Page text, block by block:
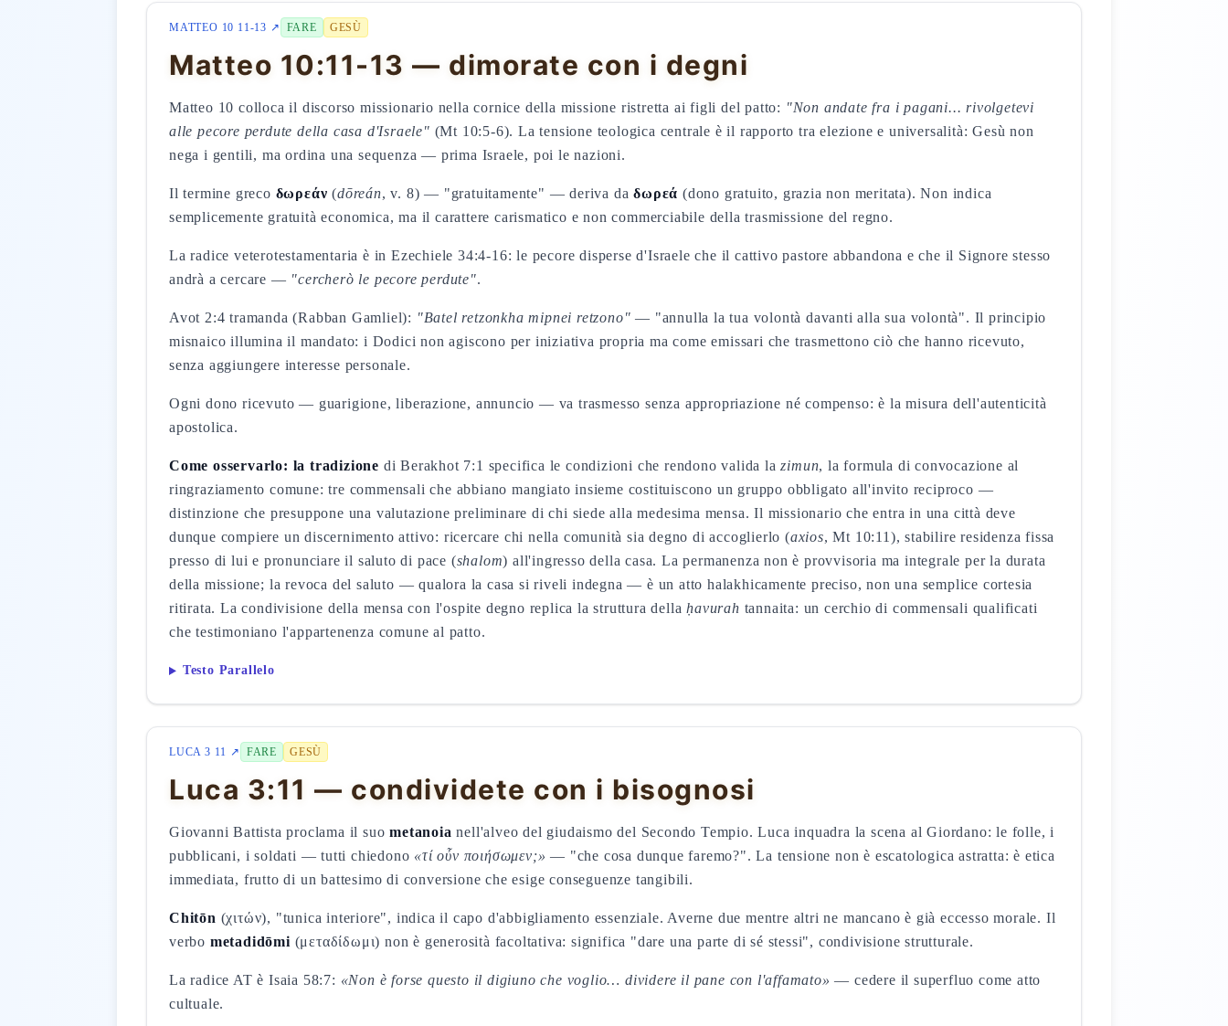
MATTEO 10 11-13 ↗ FARE GESÙ
Matteo 10:11-13 — dimorate con i degni
Matteo 10 colloca il discorso missionario nella cornice della missione ristretta ai figli del patto: "Non andate fra i pagani... rivolgetevi
alle pecore perdute della casa d'Israele" (Mt 10:5-6). La tensione teologica centrale è il rapporto tra elezione e universalità: Gesù non
nega i gentili, ma ordina una sequenza — prima Israele, poi le nazioni.
Il termine greco δωρεάν (dōreán, v. 8) — "gratuitamente" — deriva daδωρεά (dono gratuito, grazia non meritata). Non indica
semplicemente gratuità economica, ma il carattere carismatico e non commerciabile della trasmissione del regno.
La radice veterotestamentaria è in Ezechiele 34:4-16: le pecore disperse d'Israele che il cattivo pastore abbandona e che il Signore stesso
andrà a cercare — "cercherò le pecore perdute".
Avot 2:4 tramanda (Rabban Gamliel): "Batel retzonkha mipnei retzono" — "annulla la tua volontà davanti alla sua volontà". Il principio
misnaico illumina il mandato: i Dodici non agiscono per iniziativa propria ma come emissari che trasmettono ciò che hanno ricevuto,
senza aggiungere interesse personale.
Ogni dono ricevuto — guarigione, liberazione, annuncio — va trasmesso senza appropriazione né compenso: è la misura dell'autenticità
apostolica.
Come osservarlo: la tradizione di Berakhot 7:1 specifica le condizioni che rendono valida lazimun, la formula di convocazione al
ringraziamento comune: tre commensali che abbiano mangiato insieme costituiscono un gruppo obbligato all'invito reciproco —
distinzione che presuppone una valutazione preliminare di chi siede alla medesima mensa. Il missionario che entra in una città deve
dunque compiere un discernimento attivo: ricercare chi nella comunità sia degno di accoglierlo (axios, Mt 10:11), stabilire residenza fissa
presso di lui e pronunciare il saluto di pace (shalom) all'ingresso della casa. La permanenza non è provvisoria ma integrale per la durata
della missione; la revoca del saluto — qualora la casa si riveli indegna — è un atto halakhicamente preciso, non una semplice cortesia
ritirata. La condivisione della mensa con l'ospite degno replica la struttura dellaḥavurah tannaita: un cerchio di commensali qualificati
che testimoniano l'appartenenza comune al patto.
Testo Parallelo
LUCA 3 11 ↗ FARE GESÙ
Luca 3:11 — condividete con i bisognosi
Giovanni Battista proclama il suometanoia nell'alveo del giudaismo del Secondo Tempio. Luca inquadra la scena al Giordano: le folle, i
pubblicani, i soldati — tutti chiedono «τί οὖν ποιήσωμεν;» — "che cosa dunque faremo?". La tensione non è escatologica astratta: è etica
immediata, frutto di un battesimo di conversione che esige conseguenze tangibili.
Chitōn (χιτών), "tunica interiore", indica il capo d'abbigliamento essenziale. Averne due mentre altri ne mancano è già eccesso morale. Il
verbo metadidōmi (μεταδίδωμι) non è generosità facoltativa: significa "dare una parte di sé stessi", condivisione strutturale.
La radice AT è Isaia 58:7: «Non è forse questo il digiuno che voglio… dividere il pane con l'affamato» — cedere il superfluo come atto
cultuale.